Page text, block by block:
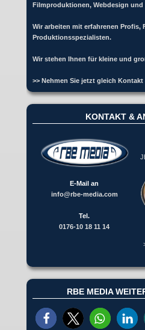
Filmproduktionen, Webdesign
Wir arbeiten mit erfahrenen Profis,
Produktionsspezialisten.
Wir stehen Ihnen für kleine und
>> Nehmen Sie jetzt gleich Kontakt
KONTAKT &
E-Mail an
info@rbe-media.com
Tel.
0176-10 18 11 14
RBE MEDIA